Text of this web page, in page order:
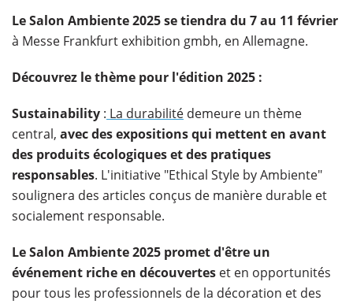
Le Salon Ambiente 2025 se tiendra du 7 au 11 février
à Messe Frankfurt exhibition gmbh, en Allemagne.
Découvrez le thème pour l'édition 2025 :
Sustainability : La durabilité demeure un thème
central, avec des expositions qui mettent en avant
des produits écologiques et des pratiques
responsables. L'initiative "Ethical Style by Ambiente"
soulignera des articles conçus de manière durable et
socialement responsable.
Le Salon Ambiente 2025 promet d'être un
événement riche en découvertes et en opportunités
pour tous les professionnels de la décoration et des